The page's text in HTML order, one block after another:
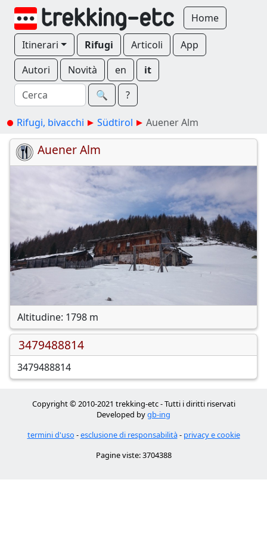
Home
Itinerari Rifugi Articoli
App
Autori
Novità en
it
🔍︎
?
Rifugi, bivacchi Südtirol Auener Alm
Auener Alm
Altitudine: 1798 m
3479488814
3479488814
Copyright © 2010-2021 trekking-etc - Tutti i diritti riservati
Developed bygb-ing
termini d'uso -esclusione di responsabilità- privacy e cookie
Pagine viste: 3704388